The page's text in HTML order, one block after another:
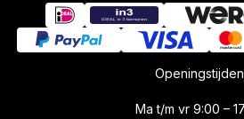
Openingstijden
Ma t/m vr 9:00 –